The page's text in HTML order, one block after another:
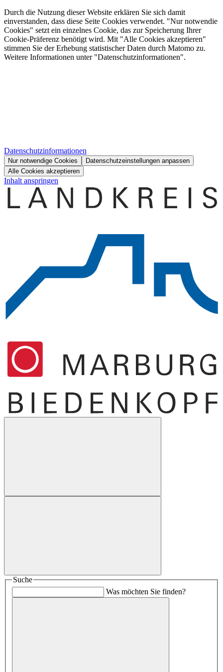
Durch die Nutzung dieser Website erklären Sie sich damit
einverstanden, dass diese Seite Cookies verwendet. "Nur notwendie
Cookies" setzt ein einzelnes Cookie, das zur Speicherung Ihrer
Cookie-Präferenz benötigt wird. Mit "Alle Cookies akzeptieren"
stimmen Sie der Erhebung statistischer Daten durch Matomo zu.
Weitere Informationen unter "Datenschutzinformationen".
Datenschutzinformationen
Nur notwendige Cookies
Datenschutzeinstellungen anpassen
Alle Cookies akzeptieren
Inhalt anspringen
Suche
Was möchten Sie finden?